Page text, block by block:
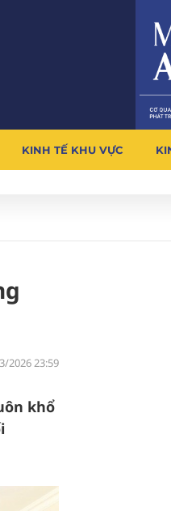
KINH TẾ KHU VỰC
2026 23:59
khổ